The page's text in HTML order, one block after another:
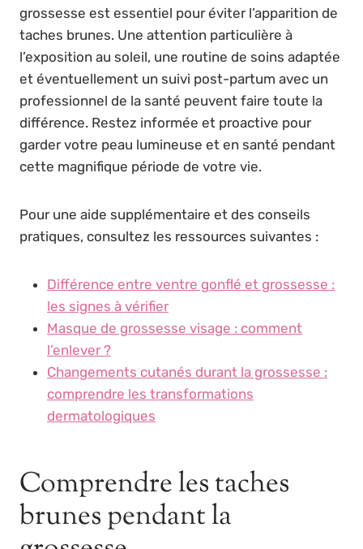
grossesse est essentiel pour éviter l’apparition de
taches brunes. Une attention particulière à
l’exposition au soleil, une routine de soins adaptée
et éventuellement un suivi post-partum avec un
professionnel de la santé peuvent faire toute la
différence. Restez informée et proactive pour
garder votre peau lumineuse et en santé pendant
cette magnifique période de votre vie.
Pour une aide supplémentaire et des conseils
pratiques, consultez les ressources suivantes :
Différence entre ventre gonflé et grossesse :
les signes à vérifier
Masque de grossesse visage : comment
l’enlever ?
Changements cutanés durant la grossesse :
comprendre les transformations
dermatologiques
Comprendre les taches
brunes pendant la